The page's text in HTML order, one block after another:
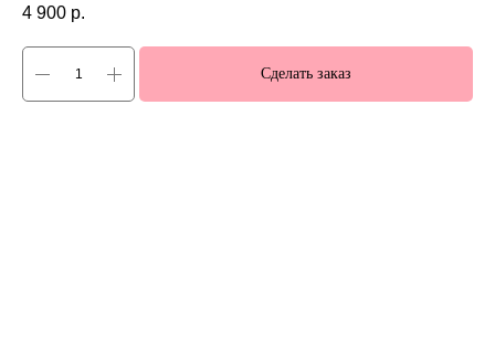
4 900 р.
Сделать заказ